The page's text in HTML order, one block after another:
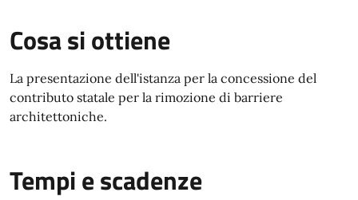
Cosa si ottiene
La presentazione dell'istanza per la concessione del
contributo statale per la rimozione di barriere
architettoniche.
Tempi e scadenze